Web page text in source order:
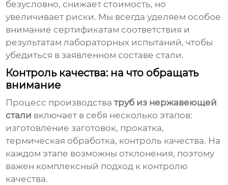
безусловно, снижает стоимость, но
увеличивает риски. Мы всегда уделяем особое
внимание сертификатам соответствия и
результатам лабораторных испытаний, чтобы
убедиться в заявленном составе стали.
Контроль качества: на что обращать
внимание
Процесс производстватруб из нержавеющей
стали включает в себя несколько этапов:
изготовление заготовок, прокатка,
термическая обработка, контроль качества. На
каждом этапе возможны отклонения, поэтому
важен комплексный подход к контролю
качества.